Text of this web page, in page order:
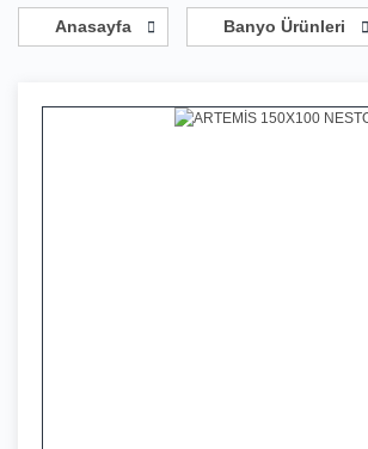
Anasayfa Banyo Ürünleri